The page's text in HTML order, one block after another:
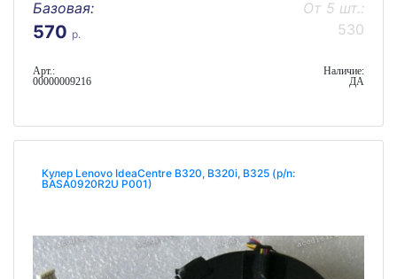
Базовая:
570 р.
От 5 шт.:
530
Арт.:
00000009216
Наличие:
ДА
Кулер Lenovo IdeaCentre B320, B320i, B325 (p/n:
BASA0920R2U P001)